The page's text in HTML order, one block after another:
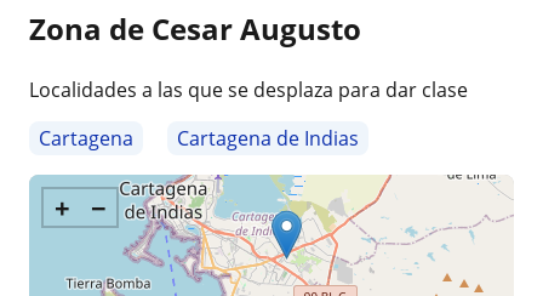
Zona de Cesar Augusto
Localidades a las que se desplaza para dar clase
Cartagena
Cartagena de Indias
+ −